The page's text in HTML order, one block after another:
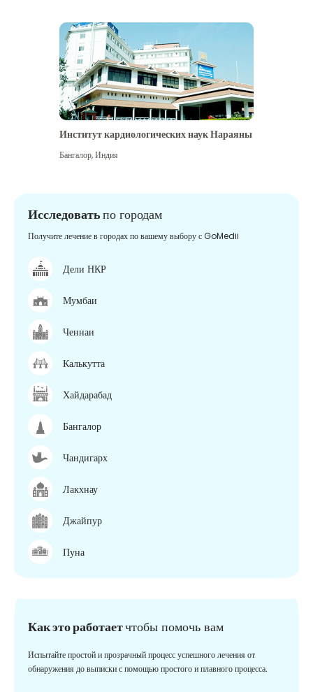
Институт кардиологических наук Нараяны
Бангалор,Индия
Исследоватьпо городам
Получите лечение в городах по вашему выбору с GoMedii
Дели НКР
Мумбаи
Ченнаи
Калькутта
Хайдарабад
Бангалор
Чандигарх
Лакхнау
Джайпур
Пуна
Как это работаетчтобы помочь вам
Испытайте простой и прозрачный процесс успешного лечения от
обнаружения до выписки с помощью простого и плавного процесса.